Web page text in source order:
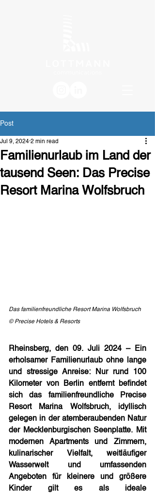
Post
Familienurlaub im Land der
tausend Seen: Das Precise
Resort Marina Wolfsbruch
Jul 9, 2024 2 min read
Das familienfreundliche Resort Marina Wolfsbruch
© Precise Hotels & Resorts
Rheinsberg, den 09. Juli 2024 – Ein
erholsamer Familienurlaub ohne lange
und stressige Anreise: Nur rund 100
Kilometer von Berlin entfernt befindet
sich das familienfreundliche Precise
Resort Marina Wolfsbruch, idyllisch
gelegen in der atemberaubenden Natur
der Mecklenburgischen Seenplatte. Mit
modernen Apartments und Zimmern,
kulinarischer Vielfalt, weitläufiger
Wasserwelt und umfassenden
Angeboten für kleinere und größere
Kinder gilt es als ideale